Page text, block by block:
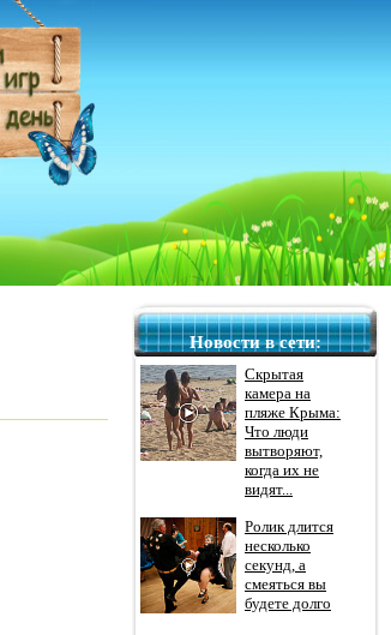
Новости в сети:
Скрытая
камера на
пляже Крыма:
Что люди
вытворяют,
когда их не
видят...
Ролик длится
несколько
секунд, а
смеяться вы
будете долго